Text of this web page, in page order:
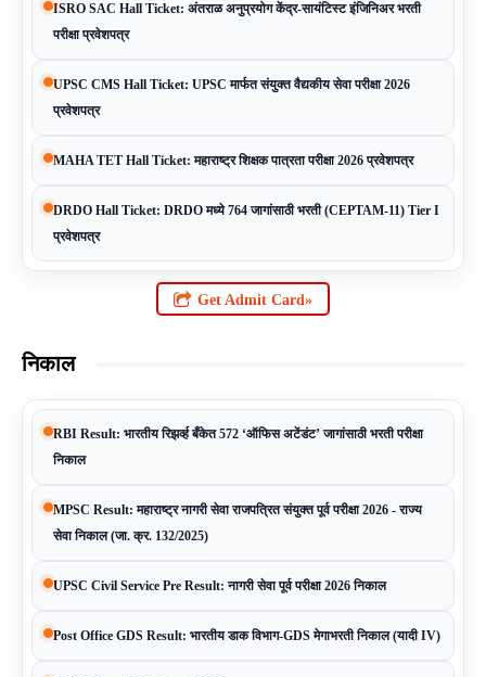
ISRO SAC Hall Ticket: अंतराळ अनुप्रयोग केंद्र-सायंटिस्ट इंजिनिअर भरती
परीक्षा प्रवेशपत्र
UPSC CMS Hall Ticket: UPSC मार्फत संयुक्त वैद्यकीय सेवा परीक्षा 2026
प्रवेशपत्र
MAHA TET Hall Ticket: महाराष्ट्र शिक्षक पात्रता परीक्षा 2026 प्रवेशपत्र
DRDO Hall Ticket: DRDO मध्ये 764 जागांसाठी भरती (CEPTAM-11) Tier I
प्रवेशपत्र
Get Admit Card»
निकाल
RBI Result: भारतीय रिझर्व्ह बँकेत 572 ‘ऑफिस अटेंडंट’ जागांसाठी भरती परीक्षा
निकाल
MPSC Result: महाराष्ट्र नागरी सेवा राजपत्रित संयुक्त पूर्व परीक्षा 2026 - राज्य
सेवा निकाल (जा. क्र. 132/2025)
UPSC Civil Service Pre Result: नागरी सेवा पूर्व परीक्षा 2026 निकाल
Post Office GDS Result: भारतीय डाक विभाग-GDS मेगाभरती निकाल (यादी IV)